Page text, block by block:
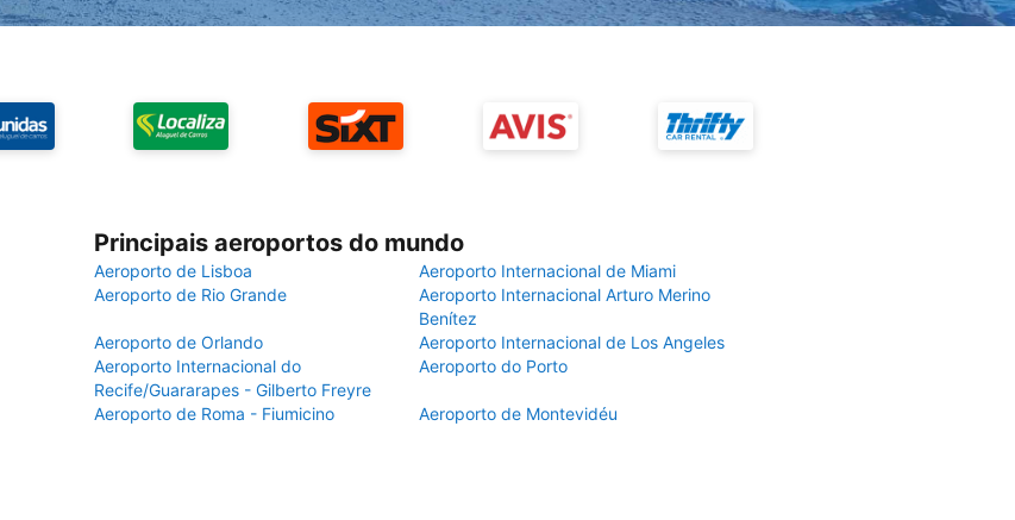
Principais aeroportos do mundo
Aeroporto de Lisboa
Aeroporto Internacional de Miami
Aeroporto de Rio Grande
Aeroporto Internacional Arturo Merino
Benítez
Aeroporto de Orlando
Aeroporto Internacional de Los Angeles
Aeroporto Internacional do
Recife/Guararapes - Gilberto Freyre
Aeroporto do Porto
Aeroporto de Roma - Fiumicino Aeroporto de Montevidéu